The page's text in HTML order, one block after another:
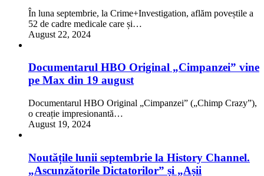
În luna septembrie, la Crime+Investigation, aflăm poveștile a
52 de cadre medicale care și…
August 22, 2024
Documentarul HBO Original „Cimpanzei” vine
pe Max din 19 august
Documentarul HBO Original „Cimpanzei” („Chimp Crazy”),
o creație impresionantă…
August 19, 2024
Noutățile lunii septembrie la History Channel.
„Ascunzătorile Dictatorilor” și „Așii